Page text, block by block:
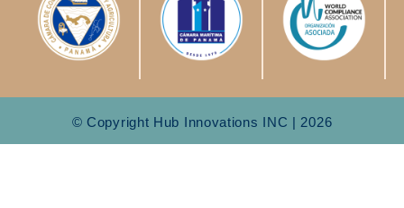
© Copyright Hub Innovations INC | 2026